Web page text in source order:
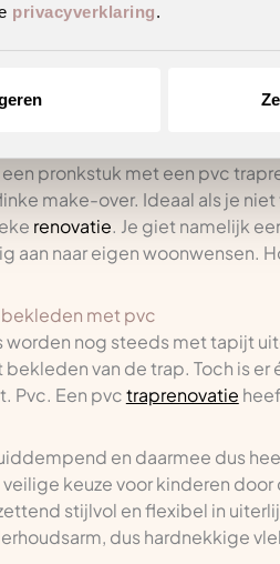
privacyverklaring.
een pronkstuk met een pvc
make-over. Ideaal als je
renovatie. Je giet namelijk
aan naar eigen woonwensen.
met pvc
worden nog steeds met tapijt
van de trap. Toch is
Pvc. Een pvctraprenovatie
en daarmee dus
veilige keuze voor kinderen
stijlvol en flexibel in
dus hardnekkige